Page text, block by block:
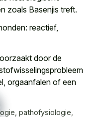
zoals Basenjis treft.
reactief,
door de
orgaanfalen of een
pathofysiologie,